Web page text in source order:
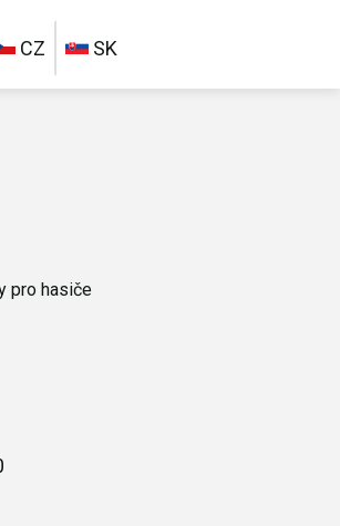
CZ SK
pro hasiče